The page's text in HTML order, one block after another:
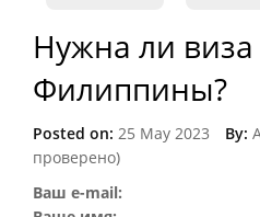
Нужна ли виза
Филиппины?
Posted on: 25 May 2023 By:
проверено)
Ваш e-mail: